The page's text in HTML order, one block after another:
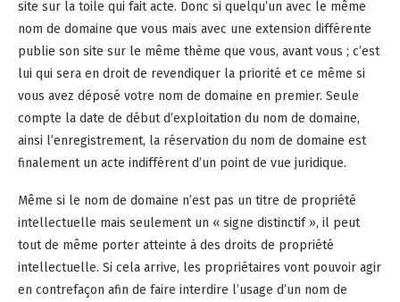
site sur la toile qui fait acte. Donc si quelqu’un avec le même
nom de domaine que vous mais avec une extension différente
publie son site sur le même thème que vous, avant vous ; c’est
lui qui sera en droit de revendiquer la priorité et ce même si
vous avez déposé votre nom de domaine en premier. Seule
compte la date de début d’exploitation du nom de domaine,
ainsi l’enregistrement, la réservation du nom de domaine est
finalement un acte indifférent d’un point de vue juridique.
Même si le nom de domaine n’est pas un titre de propriété
intellectuelle mais seulement un « signe distinctif », il peut
tout de même porter atteinte à des droits de propriété
intellectuelle. Si cela arrive, les propriétaires vont pouvoir agir
en contrefaçon afin de faire interdire l’usage d’un nom de